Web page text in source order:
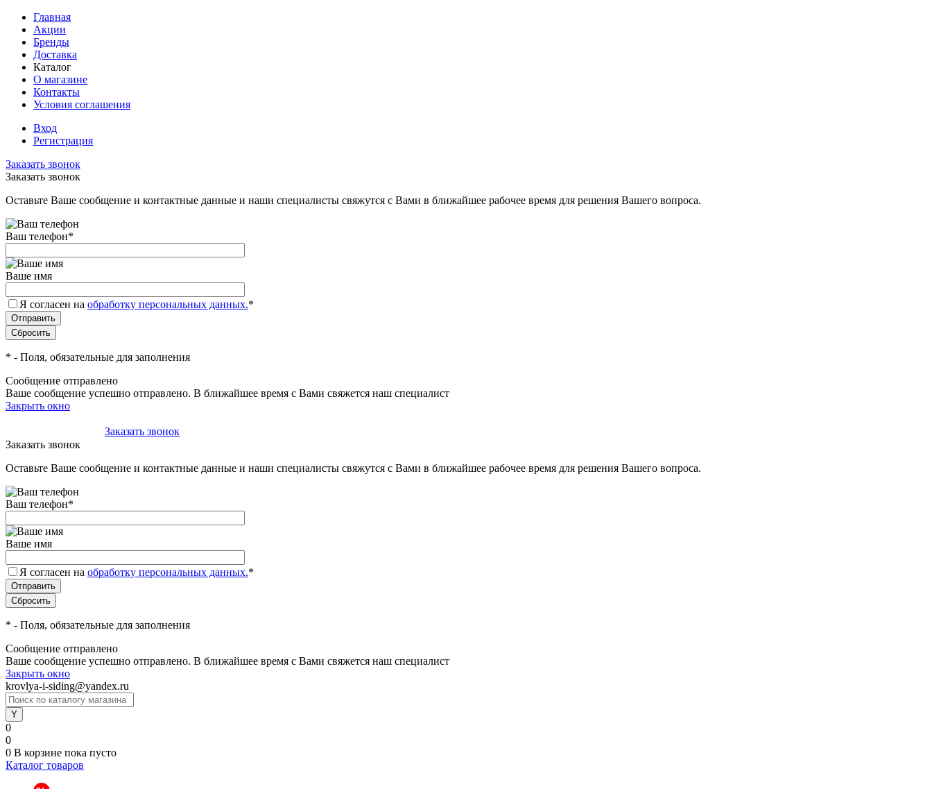
Главная
Акции
Бренды
Доставка
Каталог
О магазине
Контакты
Условия соглашения
Вход
Регистрация
Заказать звонок
Заказать звонок
Оставьте Ваше сообщение и контактные данные и наши специалисты свяжутся с Вами в ближайшее рабочее время для решения Вашего вопроса.
Ваш телефон*
Ваше имя
Я согласен на обработку персональных данных.*
* - Поля, обязательные для заполнения
Сообщение отправлено
Ваше сообщение успешно отправлено. В ближайшее время с Вами свяжется наш специалист
Закрыть окно
Заказать звонок
Заказать звонок
Оставьте Ваше сообщение и контактные данные и наши специалисты свяжутся с Вами в ближайшее рабочее время для решения Вашего вопроса.
Ваш телефон*
Ваше имя
Я согласен на обработку персональных данных.*
* - Поля, обязательные для заполнения
Сообщение отправлено
Ваше сообщение успешно отправлено. В ближайшее время с Вами свяжется наш специалист
Закрыть окно
krovlya-i-siding@yandex.ru
0
0
0 В корзине пока пусто
Каталог товаров